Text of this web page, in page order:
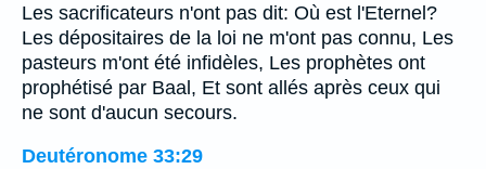
Les sacrificateurs n'ont pas dit: Où est l'Eternel?
Les dépositaires de la loi ne m'ont pas connu, Les
pasteurs m'ont été infidèles, Les prophètes ont
prophétisé par Baal, Et sont allés après ceux qui
ne sont d'aucun secours.
Deutéronome 33:29